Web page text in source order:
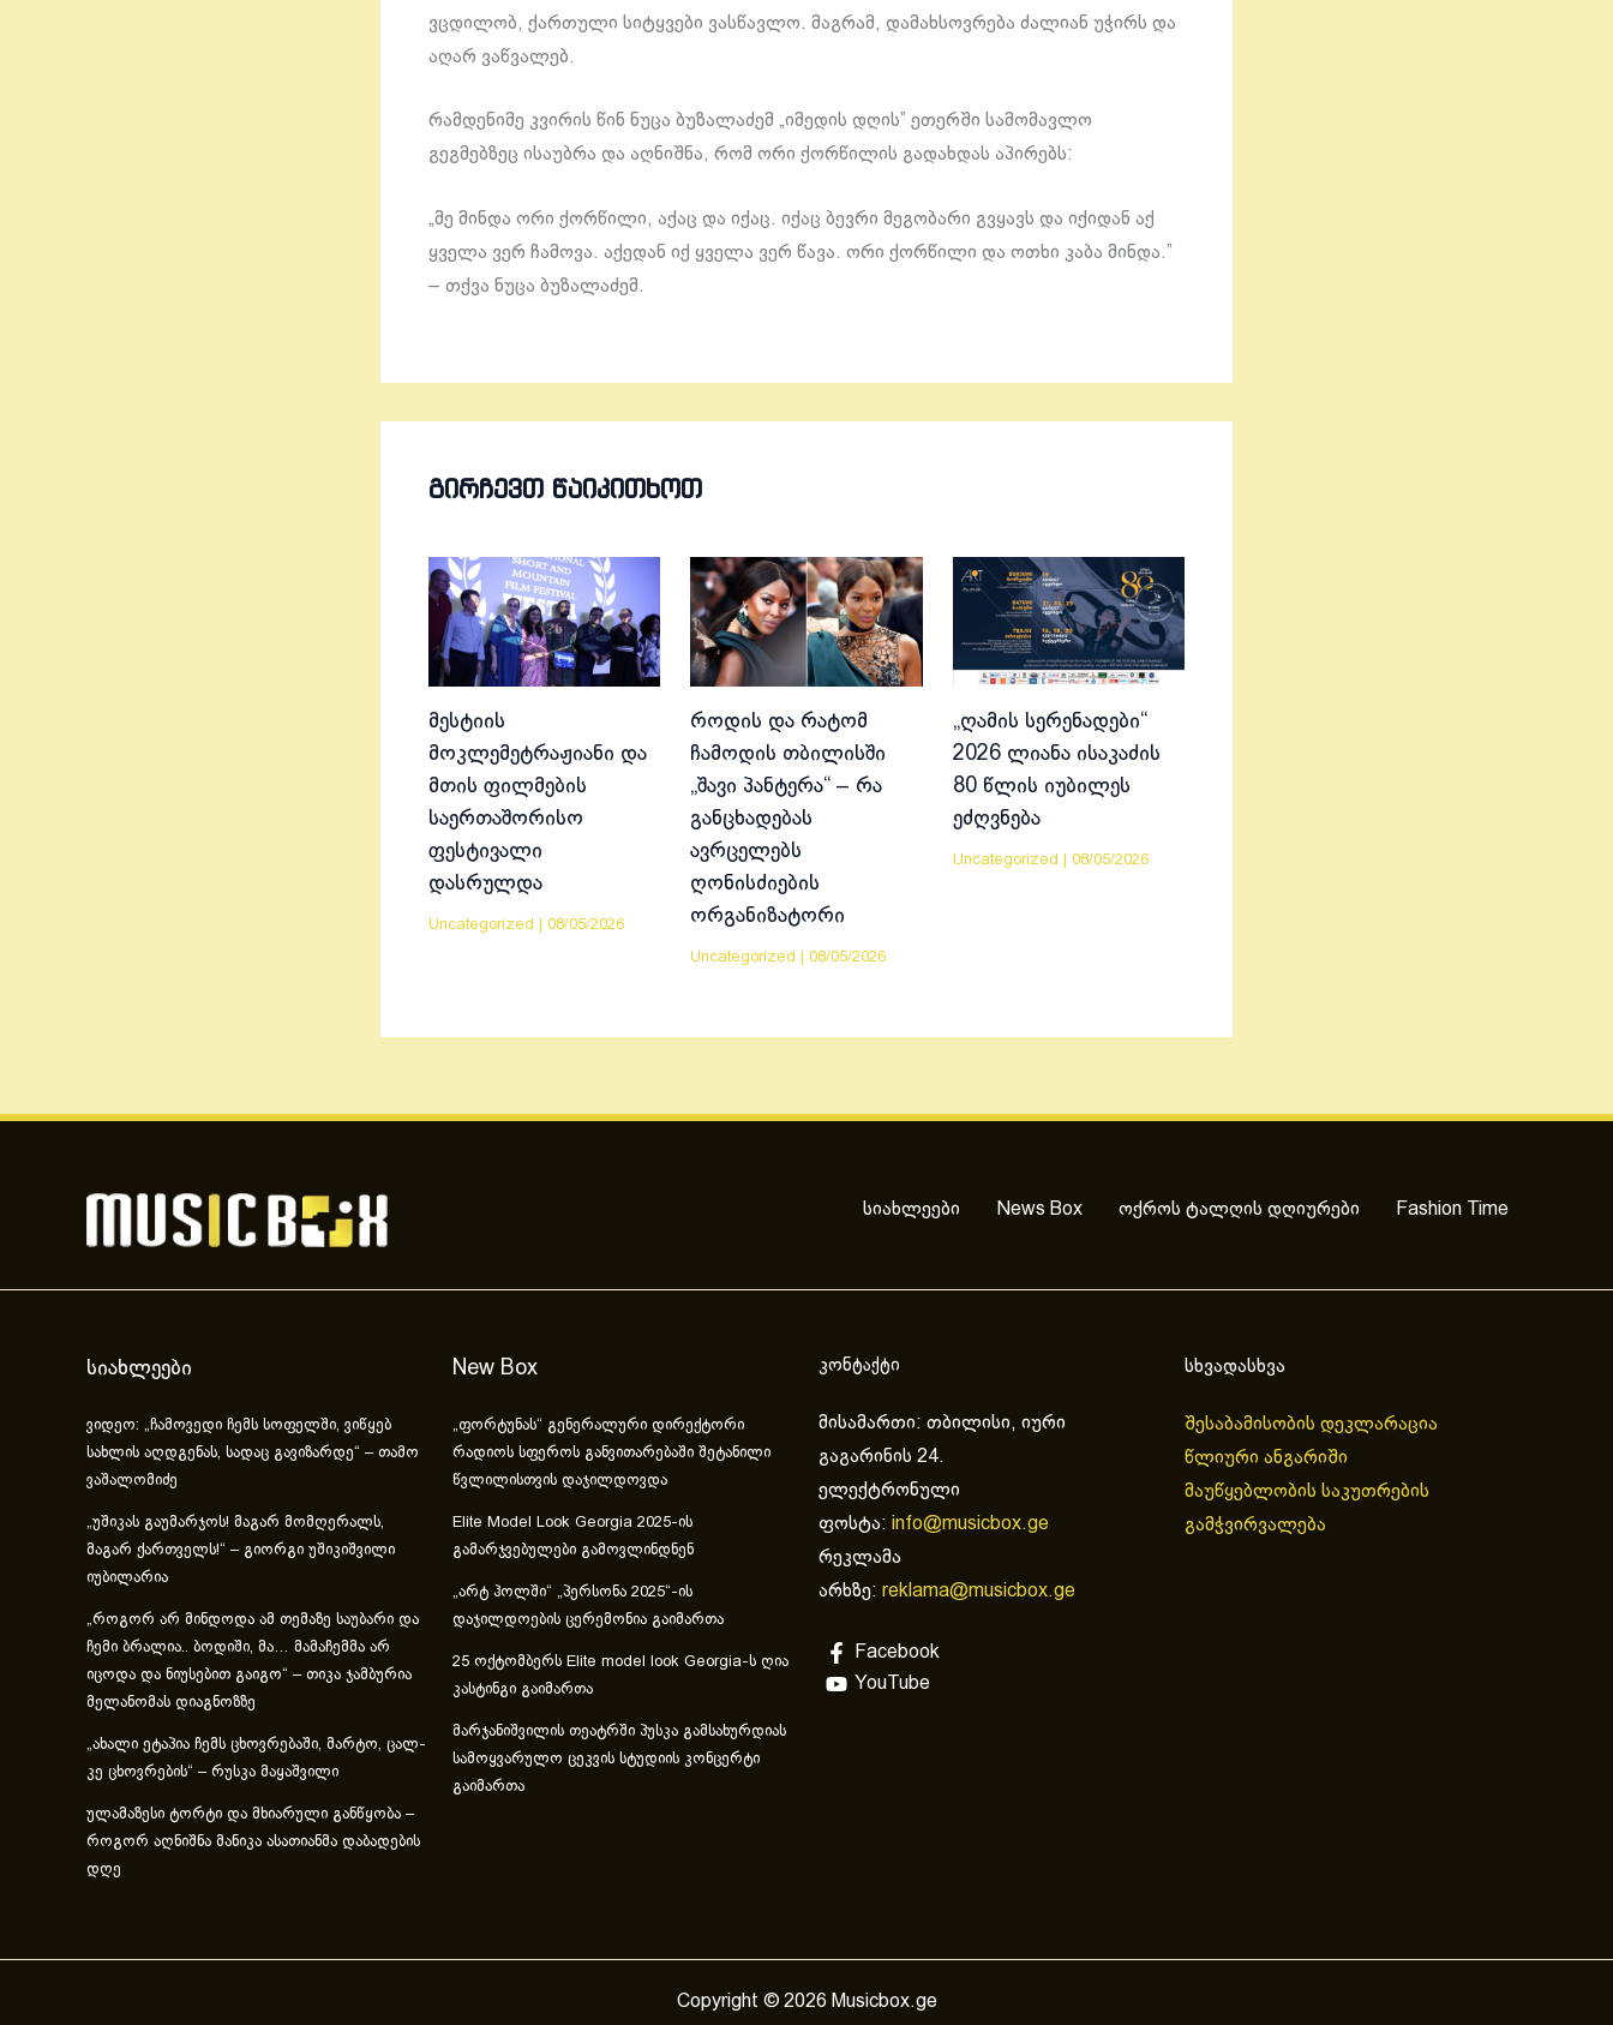
ვცდილობ, ქართული სიტყვები ვასწავლო. მაგრამ, დამახსოვრება ძალიან უჭირს და
აღარ ვაწვალებ.
რამდენიმე კვირის წინ ნუცა ბუზალაძემ „იმედის დღის” ეთერში სამომავლო
გეგმებზეც ისაუბრა და აღნიშნა, რომ ორი ქორწილის გადახდას აპირებს:
„მე მინდა ორი ქორწილი, აქაც და იქაც. იქაც ბევრი მეგობარი გვყავს და იქიდან აქ
ყველა ვერ ჩამოვა. აქედან იქ ყველა ვერ წავა. ორი ქორწილი და ოთხი კაბა მინდა.”
– თქვა ნუცა ბუზალაძემ.
ᲒᲘᲠᲩᲔᲕᲗ ᲬᲐᲘᲙᲘᲗᲮᲝᲗ
მესტიის
მოკლემეტრაჟიანი და
მთის ფილმების
საერთაშორისო
ფესტივალი
დასრულდა
Uncategorized 08/05/2026
როდის და რატომ
ჩამოდის თბილისში
„შავი პანტერა“ – რა
განცხადებას
ავრცელებს
ღონისძიების
ორგანიზატორი
Uncategorized |08/05/2026
„ღამის სერენადები“
2026 ლიანა ისაკაძის
80 წლის იუბილეს
ეძღვნება
Uncategorized 08/05/2026
სიახლეები News Box ოქროს ტალღის დღიურები Fashion Time
სიახლეები
ვიდეო: „ჩამოვედი ჩემს სოფელში, ვიწყებ
სახლის აღდგენას, სადაც გავიზარდე“ – თამო
ვაშალომიძე
„უშიკას გაუმარჯოს! მაგარ მომღერალს,
მაგარ ქართველს!“ – გიორგი უშიკიშვილი
იუბილარია
„როგორ არ მინდოდა ამ თემაზე საუბარი და
ჩემი ბრალია.. ბოდიში, მა… მამაჩემმა არ
იცოდა და ნიუსებით გაიგო“ – თიკა ჯამბურია
მელანომას დიაგნოზზე
„ახა­ლი ეტა­პია ჩემს ცხოვ­რე­ბა­ში, მარ­ტო, ცალ­
კე ცხოვ­რე­ბის“ – რუსკა მაყაშვილი
ულამაზესი ტორტი და მხიარული განწყობა –
როგორ აღნიშნა მანიკა ასათიანმა დაბადების
დღე
New Box
„ფორტუნას“ გენერალური დირექტორი
რადიოს სფეროს განვითარებაში შეტანილი
წვლილისთვის დაჯილდოვდა
Elite Model Look Georgia 2025-ის
გამარჯვებულები გამოვლინდნენ
„არტ ჰოლში“ „პერსონა 2025“-ის
დაჯილდოების ცერემონია გაიმართა
25 ოქტომბერს Elite model look Georgia-ს ღია
კასტინგი გაიმართა
მარჯანიშვილის თეატრში პუსკა გამსახურდიას
სამოყვარულო ცეკვის სტუდიის კონცერტი
გაიმართა
კონტაქტი
მისამართი: თბილისი, იური
გაგარინის 24.
ელექტრონული
ფოსტა: info@musicbox.ge
რეკლამა
არხზე: reklama@musicbox.ge
Facebook
YouTube
სხვადასხვა
შესაბამისობის დეკლარაცია
წლიური ანგარიში
მაუწყებლობის საკუთრების
გამჭვირვალება
Copyright © 2026 Musicbox.ge